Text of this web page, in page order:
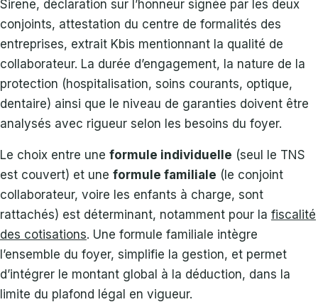
Sirene, déclaration sur l’honneur signée par les deux
conjoints, attestation du centre de formalités des
entreprises, extrait Kbis mentionnant la qualité de
collaborateur. La durée d’engagement, la nature de la
protection (hospitalisation, soins courants, optique,
dentaire) ainsi que le niveau de garanties doivent être
analysés avec rigueur selon les besoins du foyer.
Le choix entre une formule individuelle (seul le TNS
est couvert) et une formule familiale (le conjoint
collaborateur, voire les enfants à charge, sont
rattachés) est déterminant, notamment pour la fiscalité
des cotisations. Une formule familiale intègre
l’ensemble du foyer, simplifie la gestion, et permet
d’intégrer le montant global à la déduction, dans la
limite du plafond légal en vigueur.